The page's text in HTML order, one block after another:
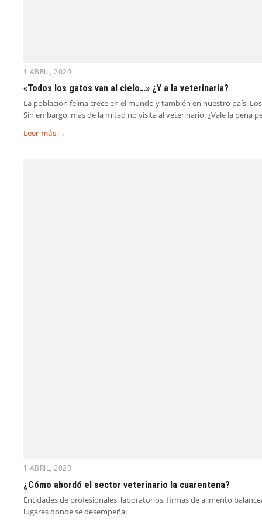
1 ABRIL, 2020
«Todos los gatos van al cielo…» ¿Y a la veterinaria?
La población felina crece en el mundo y también en nuestro país.
Sin embargo, más de la mitad no visita al veterinario. ¿Vale la pena
Leer más →
1 ABRIL, 2020
¿Cómo abordó el sector veterinario la cuarentena?
Entidades de profesionales, laboratorios, firmas de alimento
lugares donde se desempeña.